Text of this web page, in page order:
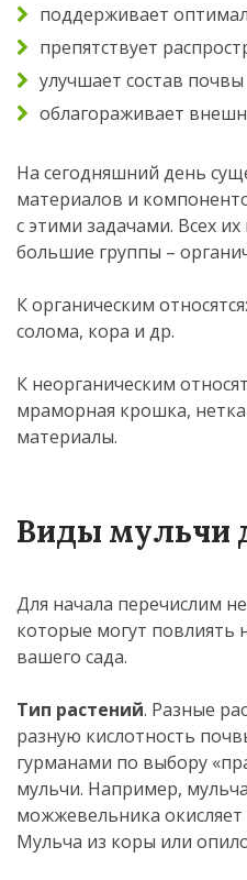
поддерживает
препятствует
улучшает состав почвы
облагораживает
На сегодняшний день
материалов и
с этими задачами. Всех
большие группы –
К органическим
солома, кора и др.
К неорганическим
мраморная крошка,
материалы.
Виды мульчи
Для начала перечислим
которые могут повлиять
вашего сада.
Тип растений. Разные
разную кислотность
гурманами по выбору
мульчи. Например,
можжевельника
Мульча из коры или